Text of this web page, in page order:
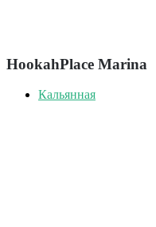
HookahPlace Marina
Кальянная